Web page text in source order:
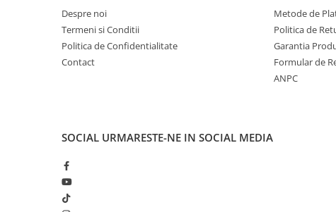
Aspersoare
Furtunuri gradinarit
Ghivece si suporturi
Lampi solare
Lopeti si unelte deszapezit
Mobilier gradina
Despre noi
Termeni si Conditii
Politica de Confidentialitate
Contact
Metode de
Politica de
Garantia
Formular de
ANPC
SOCIAL URMARESTE-NE IN SOCIAL MEDIA